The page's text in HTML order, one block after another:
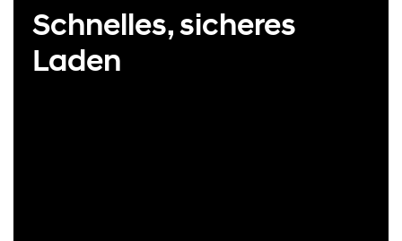
Schnelles, sicheres
Laden